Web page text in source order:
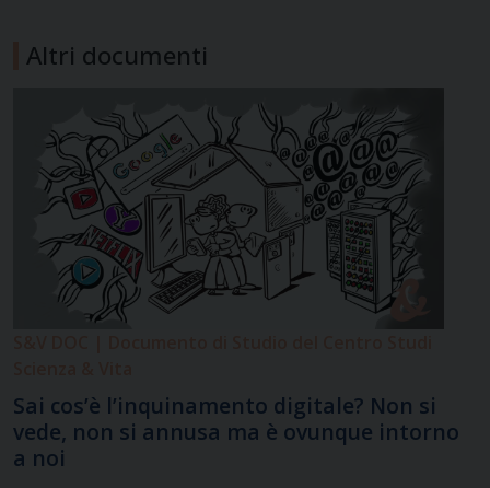
emancipazione che non mortifichi il ruolo di madre. Un
però, facendo strada. In questa direzione si muovono
alcune femministe a cui…
Altri documenti
Sai cos’è l’inquinamento digitale? Non si
vede, non si annusa ma è ovunque intorno
a noi